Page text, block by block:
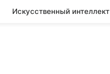
Искусственный интеллект